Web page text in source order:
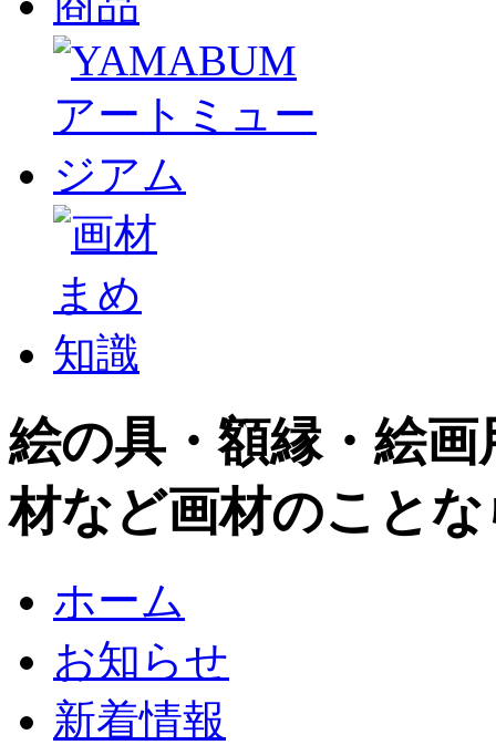
絵の具・額縁・絵
材など画材のこと
ホーム
お知らせ
新着情報